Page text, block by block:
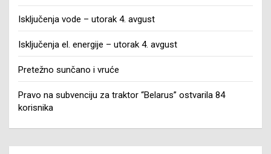
Isključenja vode – utorak 4. avgust
Isključenja el. energije – utorak 4. avgust
Pretežno sunčano i vruće
Pravo na subvenciju za traktor “Belarus” ostvarila 84
korisnika